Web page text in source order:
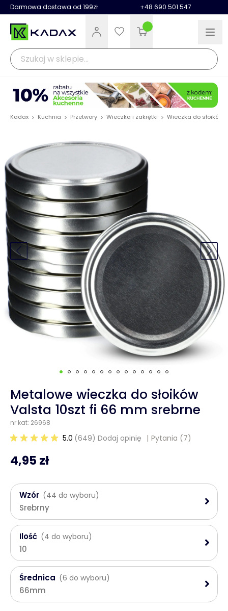
Darmowa dostawa od 199zł +48 690 501 547
Kadax > Kuchnia > Przetwory > Wieczka i zakrętki > Wieczka do słoików
Metalowe wieczka do słoików
Valsta 10szt fi 66 mm srebrne
nr kat: 26968
5.0 (649) Dodaj opinię Pytania (7)
4,95 zł
Wzór (44 do wyboru)
Srebrny
Ilość (4 do wyboru)
10
Średnica (6 do wyboru)
66mm